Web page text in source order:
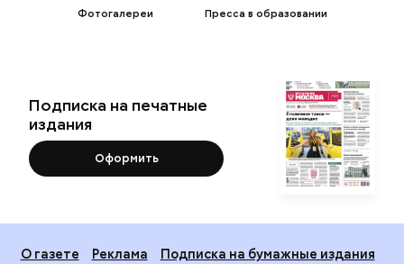
Фотогалереи
Пресса в образовании
Подписка на печатные
издания
Оформить
О газете Реклама
Подписка на бумажные издания